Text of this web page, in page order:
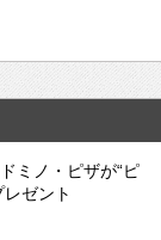
ミノ・ピザが“ピ
ゼント